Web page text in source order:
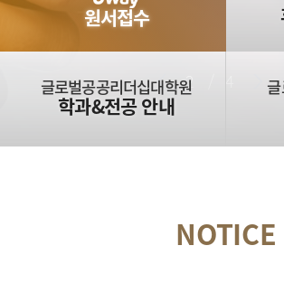
2
원서접수
글로벌공공리더십대학원
학과&전공 안내